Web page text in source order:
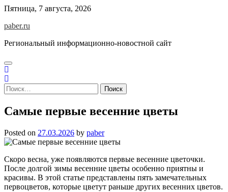
Skip
content
Пятница, 7 августа, 2026
paber.ru
Региональный информационно-новостной сайт
Найти:
Самые первые весенние цветы
Posted on 27.03.2026 by paber
Скоро весна, уже появляются первые весенние цветочки.
После долгой зимы весенние цветы особенно приятны и
красивы. В этой статье представлены пять замечательных
первоцветов, которые цветут раньше других весенних цветов.